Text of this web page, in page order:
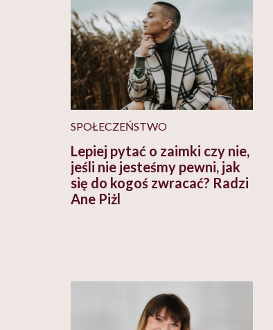
SPOŁECZEŃSTWO
Lepiej pytać o zaimki czy nie,
jeśli nie jesteśmy pewni, jak
się do kogoś zwracać? Radzi
Ane Piżl